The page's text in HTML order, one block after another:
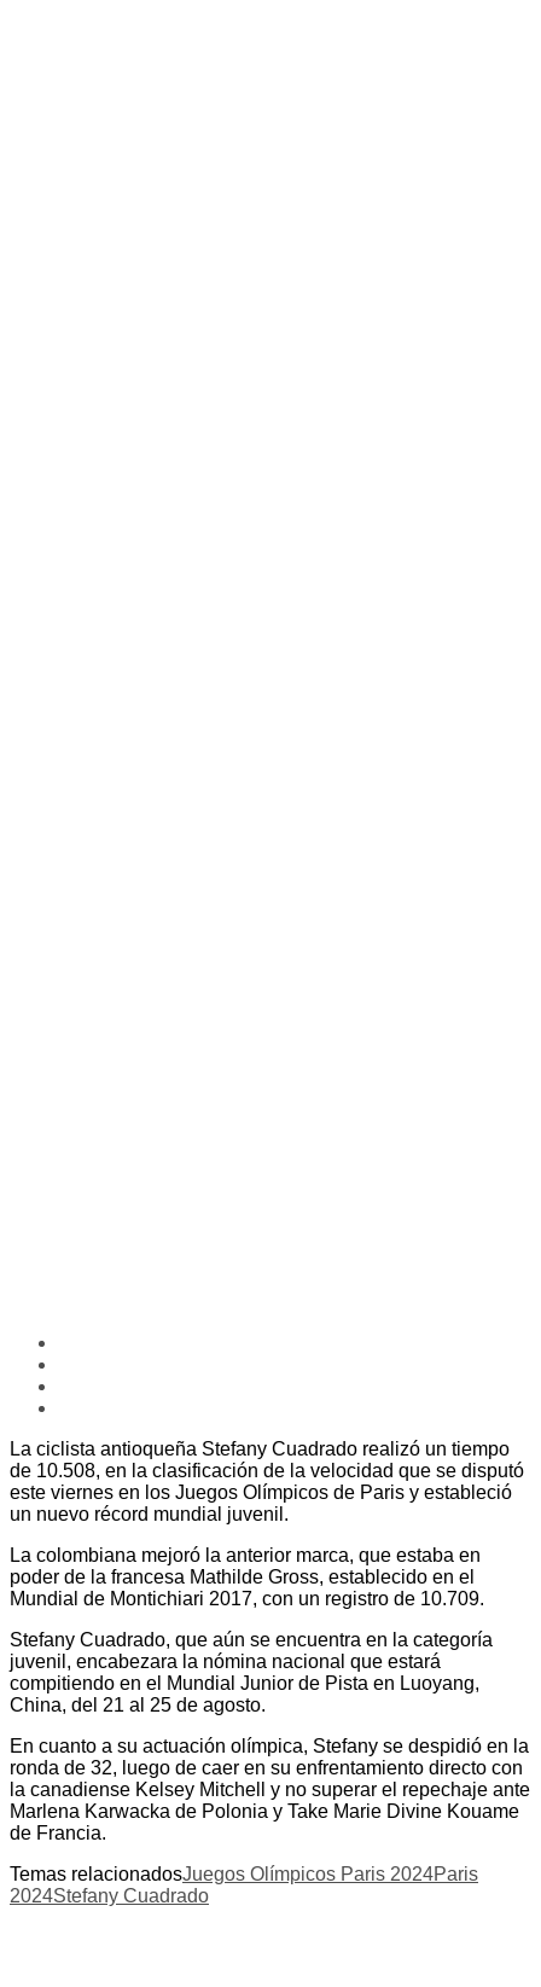
La ciclista antioqueña Stefany Cuadrado realizó un tiempo
de 10.508, en la clasificación de la velocidad que se disputó
este viernes en los Juegos Olímpicos de Paris y estableció
un nuevo récord mundial juvenil.
La colombiana mejoró la anterior marca, que estaba en
poder de la francesa Mathilde Gross, establecido en el
Mundial de Montichiari 2017, con un registro de 10.709.
Stefany Cuadrado, que aún se encuentra en la categoría
juvenil, encabezara la nómina nacional que estará
compitiendo en el Mundial Junior de Pista en Luoyang,
China, del 21 al 25 de agosto.
En cuanto a su actuación olímpica, Stefany se despidió en la
ronda de 32, luego de caer en su enfrentamiento directo con
la canadiense Kelsey Mitchell y no superar el repechaje ante
Marlena Karwacka de Polonia y Take Marie Divine Kouame
de Francia.
Temas relacionadosJuegos Olímpicos Paris 2024Paris
2024Stefany Cuadrado